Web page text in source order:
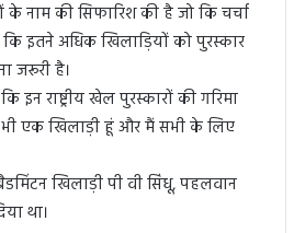
नाम की सिफारिश की है जो कि चर्चा
इतने अधिक खिलाड़ियों को पुरस्कार
जरूरी है।
राष्ट्रीय खेल पुरस्कारों की गरिमा
भी एक खिलाड़ी हूं और मैं सभी के लिए
खिलाड़ी पी वी सिंधू, पहलवान
था।